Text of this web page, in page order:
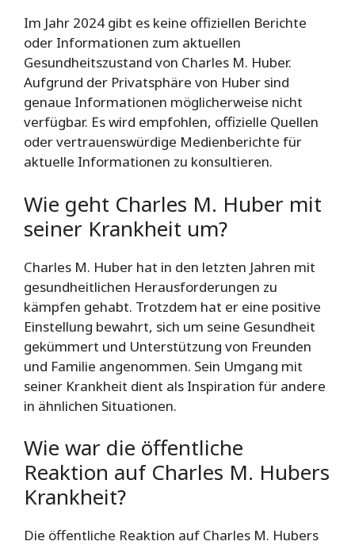
Im Jahr 2024 gibt es keine offiziellen Berichte
oder Informationen zum aktuellen
Gesundheitszustand von Charles M. Huber.
Aufgrund der Privatsphäre von Huber sind
genaue Informationen möglicherweise nicht
verfügbar. Es wird empfohlen, offizielle Quellen
oder vertrauenswürdige Medienberichte für
aktuelle Informationen zu konsultieren.
Wie geht Charles M. Huber mit
seiner Krankheit um?
Charles M. Huber hat in den letzten Jahren mit
gesundheitlichen Herausforderungen zu
kämpfen gehabt. Trotzdem hat er eine positive
Einstellung bewahrt, sich um seine Gesundheit
gekümmert und Unterstützung von Freunden
und Familie angenommen. Sein Umgang mit
seiner Krankheit dient als Inspiration für andere
in ähnlichen Situationen.
Wie war die öffentliche
Reaktion auf Charles M. Hubers
Krankheit?
Die öffentliche Reaktion auf Charles M. Hubers